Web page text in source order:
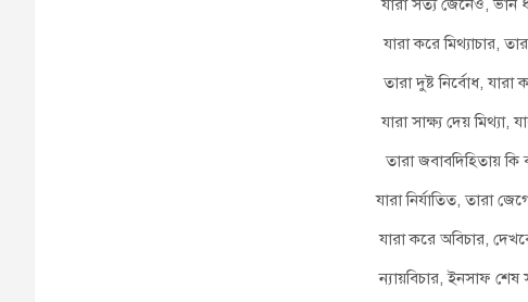
যারা সত্য জেনেও, ভান
যারা করে মিথ্যাচার,
তারা দুষ্ট নির্বোধ,
যারা সাক্ষ্য দেয় মিথ্যা,
তারা জবাবদিহিতায়
যারা নির্যাতিত, তারা
যারা করে অবিচার,
ন্যায়বিচার, ইনসাফ শেষ